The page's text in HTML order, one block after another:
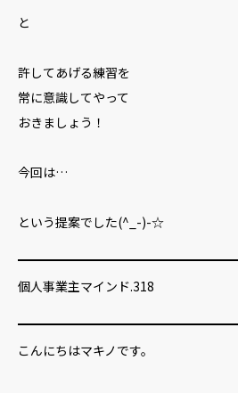
と
許してあげる練習を
常に意識してやって
おきましょう！
今回は…
という提案でした(^_-)-☆
個人事業主マインド.318
こんにちはマキノです。